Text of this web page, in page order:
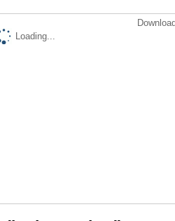
Loading...